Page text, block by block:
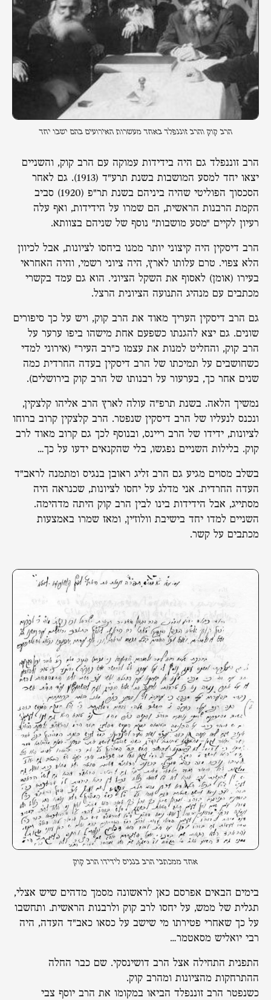
הרב קוק והרב זוננפלד באחד מעשרות האירועים בהם ישבו יחד
הרב זוננפלד גם היה בידידות עמוקה עם הרב קוק, והשניים
יצאו יחד למסע המושבות בשנת תרע"ד (1913). גם לאחר
הסכסוך הפוליטי שהיה ביניהם בשנת תר"פ (1920) סביב
הקמת הרבנות הראשית, הם שמרו על הידידות, ואף עלה
רעיון לקיים "מסע מושבות" נוסף של שניהם בצוותא.
הרב דיסקין היה קיצוני יותר ממנו ביחסו לציונות, אבל לכיוון
הלא צפוי. טרם עלותו לארץ, היה ציוני רשמי, והיה האחראי
בעירו (אומן) לאסוף את השקל הציוני. הוא גם עמד בקשרי
מכתבים עם מנהיג התנועה הציונית הרצל.
גם הרב דיסקין העריך מאוד את הרב קוק, ויש על כך סיפורים
שונים. גם יצא להגנתו כשפעם אחת מישהו ביפו ערער על
הרב קוק, והחליט למנות את עצמו כ"רב העיר" (אירוני למדי
כשחושבים על תמיכתו של הרב דיסקין בעדה החרדית כמה
שנים אחר כך, בערעור על רבנותו של הרב קוק בירושלים).
נמשיך הלאה. בשנת תרפ"ה עולה לארץ הרב אליהו קלצקין,
ונכנס לנעליו של הרב דיסקין שנפטר. הרב קלצקין קרוב ברוחו
לציונות, ידידו של הרב ריינס, ובנוסף לכך גם קרוב מאוד לרב
קוק. בלילות השניים נפגשו, בלי שהקנאים ידעו על כך…
בשלב מסוים מגיע גם הרב זליג ראובן בנגיס ומתמנה לראב"ד
העדה החרדית. אני מדלג על יחסו לציונות, שכנראה היה
מסתייג, אבל הידידות בינו לבין הרב קוק היתה מדהימה.
השניים למדו יחד בישיבת וולוז'ין, ומאז שמרו באמצעות
מכתבים על קשר.
אחד ממכתבי הרב בנגיס לידידו הרב קוק
בימים הבאים אפרסם כאן לראשונה מסמך מדהים שיש אצלי,
תגלית של ממש, על יחסו לרב קוק ולרבנות הראשית. ותחשבו
על כך שאחרי פטירתו מי שישב על כסאו כאב"ד העדה, היה
רבי יואליש מסאטמר…
התפנית התחילה אצל הרב דושינסקי. שם כבר החלה
ההתרחקות מהציונות ומהרב קוק.
כשנפטר הרב זוננפלד הביאו במקומו את הרב יוסף צבי